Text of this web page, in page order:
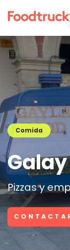
Comida
Pizzas y